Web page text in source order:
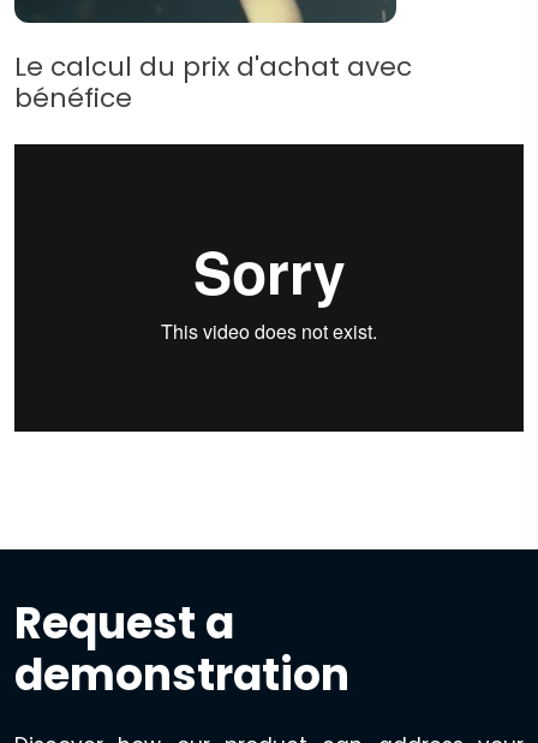
Le calcul du prix d'achat avec
bénéfice
Request a
demonstration